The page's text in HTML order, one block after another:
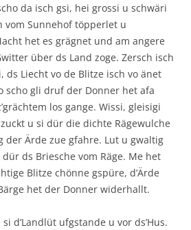
da isch gsi, hei grossi u schwäri
vom Sunnehof töpperlet u
het es grägnet und am angere
über ds Land zoge. Zersch isch
ds Liecht vo de Blitze isch vo änet
scho gli druf der Donner het afa
los gange. Wissi, gleisigi
u si dür die dichte Rägewulche
der Ärde zue gfahre. Lut u gwaltig
ds Briesche vom Räge. Me het
Blitze chönne gspüre, d’Ärde
het der Donner widerhallt.
d’Landlüt ufgstande u vor ds’Hus.